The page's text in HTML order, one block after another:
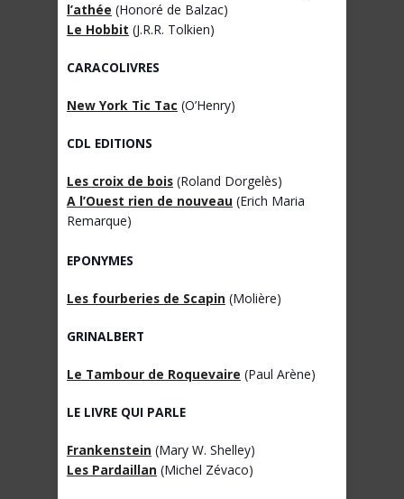
l’athée (Honoré de Balzac)
Le Hobbit (J.R.R. Tolkien)
CARACOLIVRES
New York Tic Tac (O’Henry)
CDL EDITIONS
Les croix de bois (Roland Dorgelès)
A l’Ouest rien de nouveau (Erich Maria
Remarque)
EPONYMES
Les fourberies de Scapin (Molière)
GRINALBERT
Le Tambour de Roquevaire (Paul Arène)
LE LIVRE QUI PARLE
Frankenstein (Mary W. Shelley)
Les Pardaillan (Michel Zévaco)